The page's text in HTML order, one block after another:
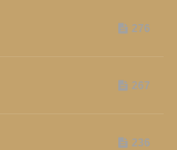
276
267
236